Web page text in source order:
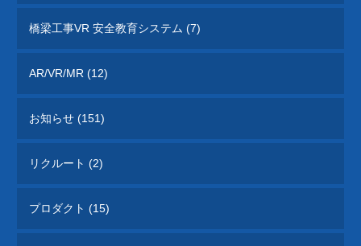
橋梁工事VR 安全教育システム (7)
AR/VR/MR (12)
お知らせ (151)
リクルート (2)
プロダクト (15)